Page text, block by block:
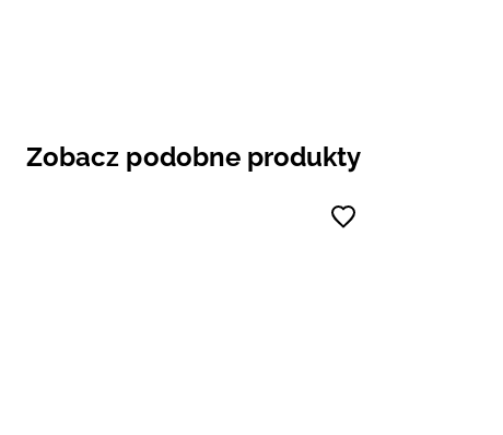
Zobacz podobne produkty